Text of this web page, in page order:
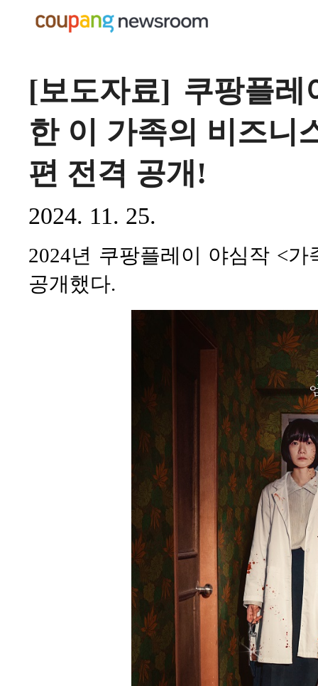
[보도자료] 쿠팡플레
한 이 가족의 비즈니
편 전격 공개!
2024. 11. 25.
2024년 쿠팡플레이 야심작 <
공개했다.